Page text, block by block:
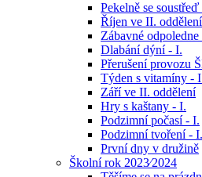
Pekelně se soustřeď
Říjen ve II. oddělení
Zábavné odpoledne
Dlabání dýní - I.
Přerušení provozu
Týden s vitamíny -
Září ve II. oddělení
Hry s kaštany - I.
Podzimní počasí - I.
Podzimní tvoření - I.
První dny v družině
Školní rok 2023⁄2024